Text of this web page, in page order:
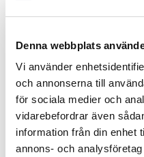
Denna webbplats
Vi använder
och annonserna till
för sociala medier och
vidarebefordrar även
information från din enhet
annons- och
Nytt rekordkvartal
utveckling i
Bemannia inleder 2026 med
därmed en ny nivå för bolagets
efterfrågan på flexibla
bolaget både tillväxt och
läs mer